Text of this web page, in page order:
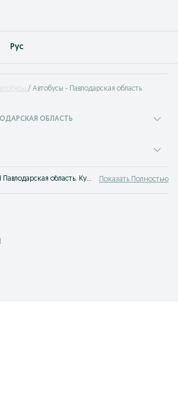
Рус
Автобусы - Павлодарская область
ОБЛАСТЬ
Продажа автобусов Ford Павлодарская область. Купить автобус Ford бу на сервисе объявлений OLX.kz. Выгодные предложения ждут тебя на OLX Казахстан! Показать Полностью